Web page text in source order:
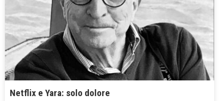
Netflix e Yara: solo dolore